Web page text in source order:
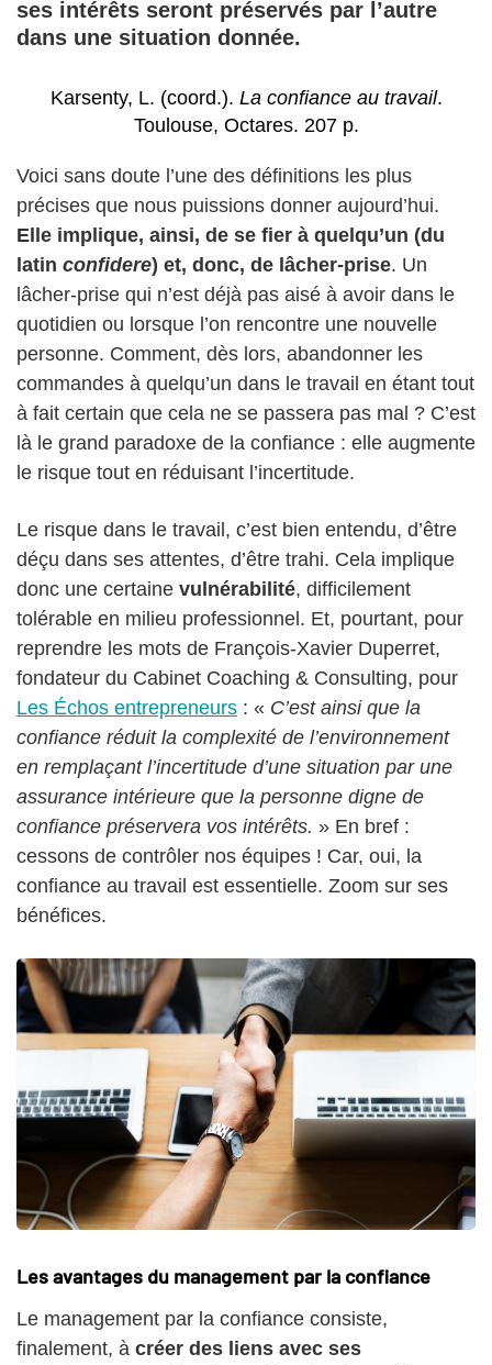
ses intérêts seront préservés par l’autre
dans une situation donnée.
Karsenty, L. (coord.). La confiance au travail.
Toulouse, Octares. 207 p.
Voici sans doute l’une des définitions les plus
précises que nous puissions donner aujourd’hui.
Elle implique, ainsi, de se fier à quelqu’un (du
latin confidere) et, donc, de lâcher-prise. Un
lâcher-prise qui n’est déjà pas aisé à avoir dans le
quotidien ou lorsque l’on rencontre une nouvelle
personne. Comment, dès lors, abandonner les
commandes à quelqu’un dans le travail en étant tout
à fait certain que cela ne se passera pas mal ? C’est
là le grand paradoxe de la confiance : elle augmente
le risque tout en réduisant l’incertitude.
Le risque dans le travail, c’est bien entendu, d’être
déçu dans ses attentes, d’être trahi. Cela implique
donc une certaine vulnérabilité, difficilement
tolérable en milieu professionnel. Et, pourtant, pour
reprendre les mots de François-Xavier Duperret,
fondateur du Cabinet Coaching & Consulting, pour
Les Échos entrepreneurs : « C’est ainsi que la
confiance réduit la complexité de l’environnement
en remplaçant l’incertitude d’une situation par une
assurance intérieure que la personne digne de
confiance préservera vos intérêts. » En bref :
cessons de contrôler nos équipes ! Car, oui, la
confiance au travail est essentielle. Zoom sur ses
bénéfices.
Les avantages du management par la confiance
Le management par la confiance consiste,
finalement, à créer des liens avec ses